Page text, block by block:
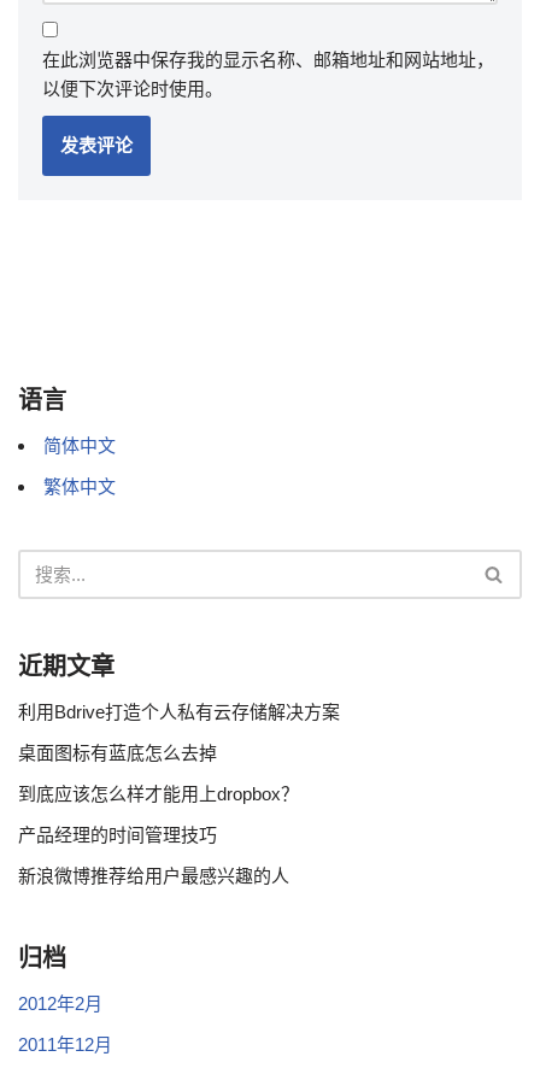
在此浏览器中保存我的显示名称、邮箱地址和网站地址，
以便下次评论时使用。
语言
简体中文
繁体中文
近期文章
利用Bdrive打造个人私有云存储解决方案
桌面图标有蓝底怎么去掉
到底应该怎么样才能用上dropbox？
产品经理的时间管理技巧
新浪微博推荐给用户最感兴趣的人
归档
2012年2月
2011年12月